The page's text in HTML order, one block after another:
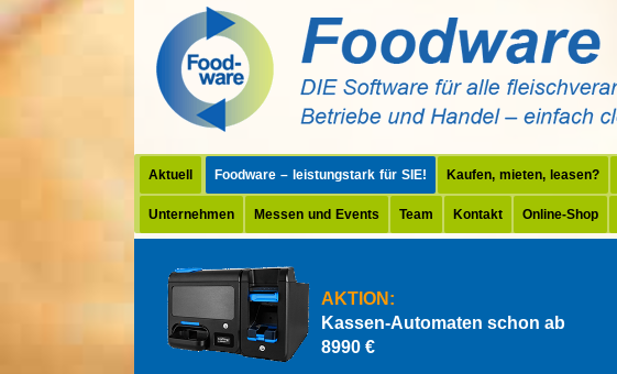
Aktuell Foodware – leistungstark für SIE! Kaufen, mieten, leasen?
Unternehmen Messen und Events Team Kontakt Online-Shop
AKTION:
Kassen-Automaten schon ab
8990 €